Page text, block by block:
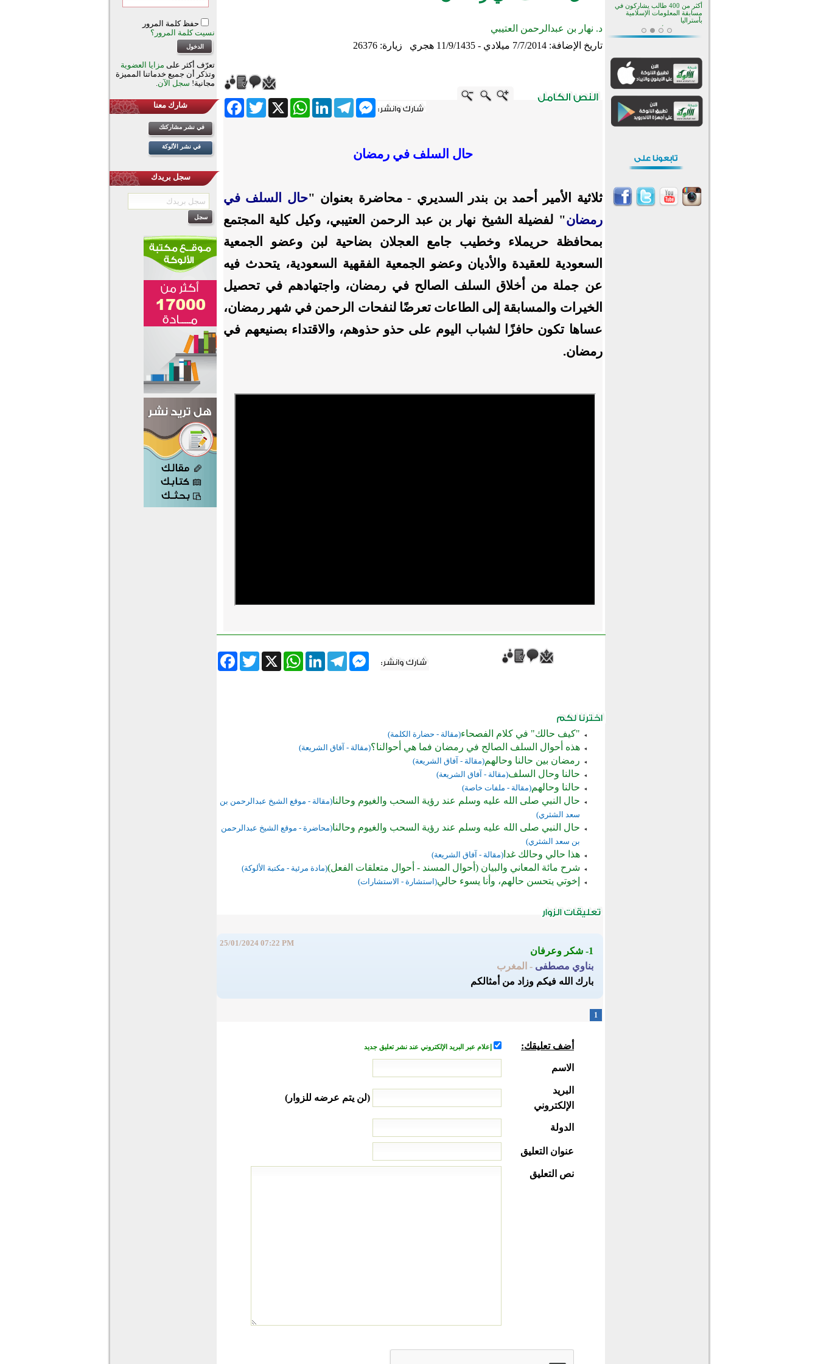
د. نهار بن عبدالرحمن العتيبي
تاريخ الإضافة:7/7/2014 ميلادي - 11/9/1435 هجري زيارة: 26376
FacebookTwitter X
WhatsAppLinkedInTelegram
Messenger
حال السلف في رمضان
ثلاثية الأمير أحمد بن بندر السديري - محاضرة بعنوان "حال السلف في
رمضان" لفضيلة الشيخ نهار بن عبد الرحمن العتيبي، وكيل كلية المجتمع
بمحافظة حريملاء وخطيب جامع العجلان بضاحية لبن وعضو الجمعية
السعودية للعقيدة والأديان وعضو الجمعية الفقهية السعودية، يتحدث فيه
عن جملة من أخلاق السلف الصالح في رمضان، واجتهادهم في تحصيل
الخيرات والمسابقة إلى الطاعات تعرضًا لنفحات الرحمن في شهر رمضان،
عساها تكون حافزًا لشباب اليوم على حذو حذوهم، والاقتداء بصنيعهم في
رمضان.
FacebookTwitter X
WhatsAppLinkedInTelegram
Messenger
"كيف حالك" في كلام الفصحاء(مقالة - حضارة الكلمة)
هذه أحوال السلف الصالح في رمضان فما هي أحوالنا؟(مقالة - آفاق الشريعة)
رمضان بين حالنا وحالهم(مقالة - آفاق الشريعة)
حالنا وحال السلف(مقالة - آفاق الشريعة)
حالنا وحالهم(مقالة - ملفات خاصة)
حال النبي صلى الله عليه وسلم عند رؤية السحب والغيوم وحالنا(مقالة - موقع الشيخ عبدالرحمن بن
سعد الشثري)
حال النبي صلى الله عليه وسلم عند رؤية السحب والغيوم وحالنا(محاضرة - موقع الشيخ عبدالرحمن
بن سعد الشثري)
هذا حالي وحالك غدا(مقالة - آفاق الشريعة)
شرح مائة المعاني والبيان (أحوال المسند - أحوال متعلقات الفعل)(مادة مرئية - مكتبة الألوكة)
إخوتي يتحسن حالهم، وأنا يسوء حالي(استشارة - الاستشارات)
1- شكر وعرفان
بناوي مصطفى - المغرب
25/01/2024 07:22 PM
بارك الله فيكم وزاد من أمثالكم
1
أضف تعليقك: إعلام عبر البريد الإلكتروني عند نشر تعليق جديد
الاسم
البريد
الإلكتروني
(لن يتم عرضه للزوار)
الدولة
عنوان التعليق
نص التعليق
حفظ كلمة المرور
نسيت كلمة المرور؟
تعرّف أكثر على مزايا العضوية
وتذكر أن جميع خدماتنا المميزة
مجانية! سجل الآن.
شارك معنا
في نشر مشاركتك
في نشر الألوكة
سجل بريدك
منطقة ريبوفسي تحتفل بميلاد
مسجد جديد في أجواء إيمانية مميزة
أكبر مشروع إسلامي في ريف
القرآن والتربية في صدارة البرامج
الصيفية للمسلمين في بينزا
وساراتوف وموردوفيا هذا العام
اختتام الدورة التاسعة لمسابقة حفظ
وتلاوة القرآن الكريم في أزناكاييف
تيسليتش تختتم برنامجا تعليميا لتعزيز
القيم وبناء الشخصية للشباب
المسلمين
أكثر من 400 طالب يشاركون في
مسابقة المعلومات الإسلامية
بأستراليا